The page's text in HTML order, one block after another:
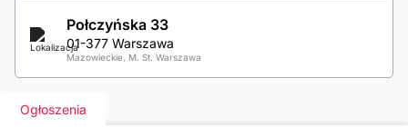
Połczyńska 33
01-377 Warszawa
Mazowieckie, M. St. Warszawa
Ogłoszenia